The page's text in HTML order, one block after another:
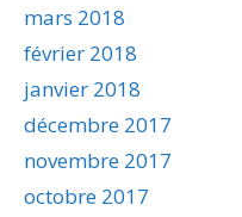
mars 2018
février 2018
janvier 2018
décembre 2017
novembre 2017
octobre 2017